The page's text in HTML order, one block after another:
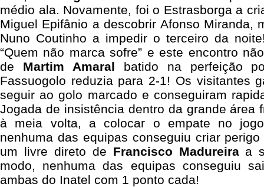
médio ala. Novamente, foi o Estrasborga a
Miguel Epifânio a descobrir Afonso Miranda,
Nuno Coutinho a impedir o terceiro da
“Quem não marca sofre” e este encontro
de Martim Amaral batido na perfeição
Fassuogolo reduzia para 2-1! Os visitantes
seguir ao golo marcado e conseguiram
Jogada de insistência dentro da grande área
à meia volta, a colocar o empate no
nenhuma das equipas conseguiu criar
um livre direto de Francisco Madureiraa
modo, nenhuma das equipas conseguiu
ambas do Inatel com 1 ponto cada!